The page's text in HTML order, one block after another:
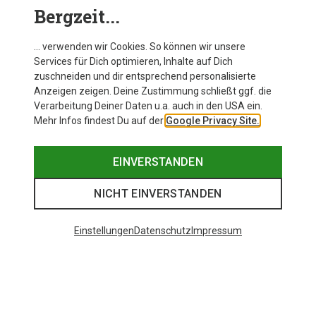
Zur Produktseite
Bergzeit...
… verwenden wir Cookies. So können wir unsere
Services für Dich optimieren, Inhalte auf Dich
zuschneiden und dir entsprechend personalisierte
Anzeigen zeigen. Deine Zustimmung schließt ggf. die
Verarbeitung Deiner Daten u.a. auch in den USA ein.
Mehr Infos findest Du auf der Google Privacy Site.
EINVERSTANDEN
NICHT EINVERSTANDEN
EinstellungenDatenschutz Impressum